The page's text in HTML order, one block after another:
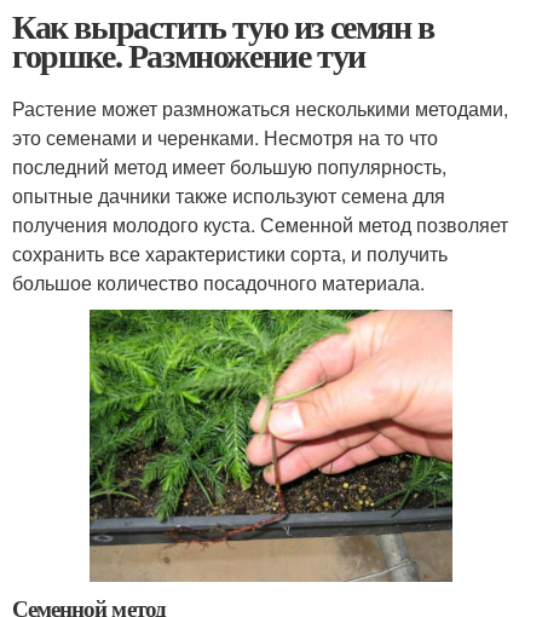
Как вырастить тую из семян в
горшке. Размножение туи
Растение может размножаться несколькими методами,
это семенами и черенками. Несмотря на то что
последний метод имеет большую популярность,
опытные дачники также используют семена для
получения молодого куста. Семенной метод позволяет
сохранить все характеристики сорта, и получить
большое количество посадочного материала.
Семенной метод